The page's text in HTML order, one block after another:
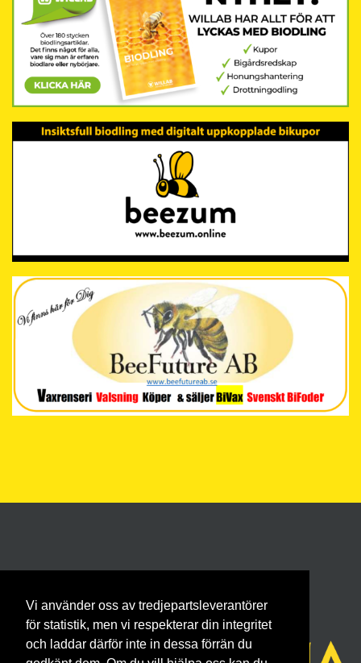
Vi använder oss av tredjepartsleverantörer
för statistik, men vi respekterar din integritet
och laddar därför inte in dessa förrän du